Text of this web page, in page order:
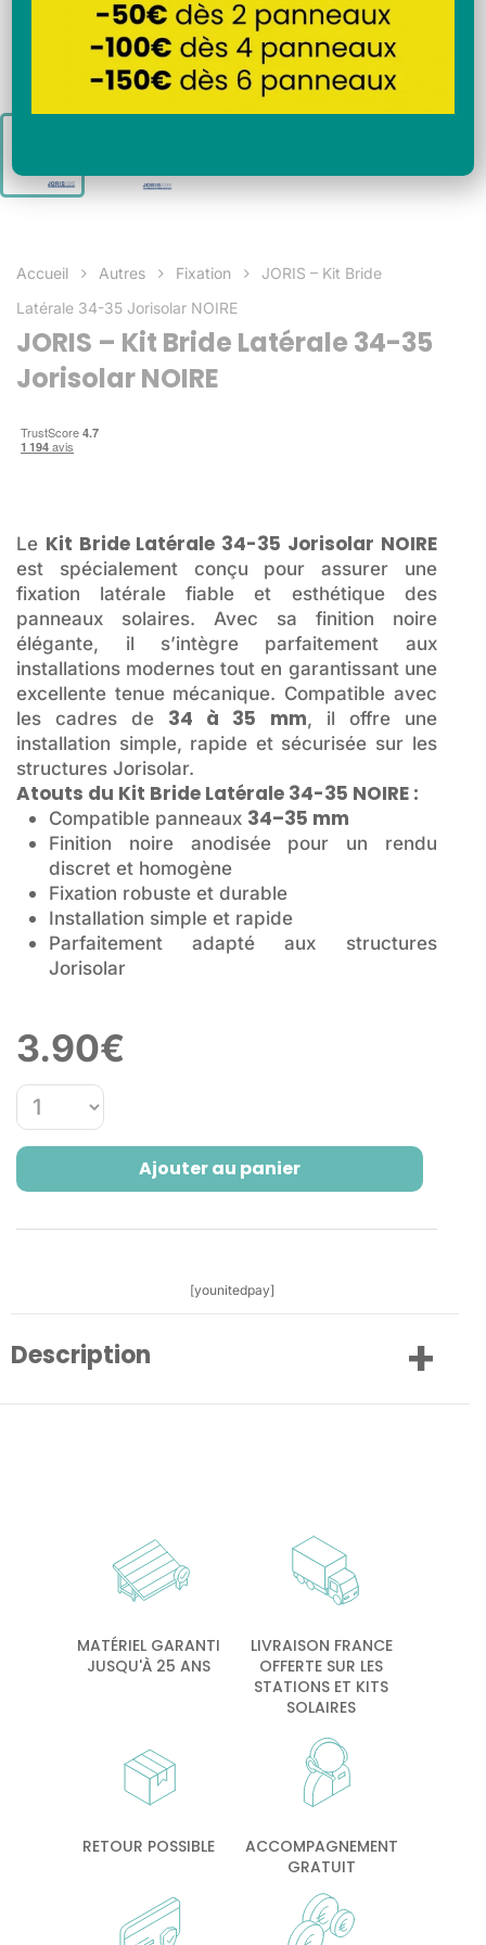
Accueil Autres Fixation
JORIS – Kit Bride
Latérale 34-35 Jorisolar NOIRE
JORIS – Kit Bride Latérale 34-35
Jorisolar NOIRE
Le Kit Bride Latérale 34-35 Jorisolar NOIRE
est spécialement conçu pour assurer une
fixation latérale fiable et esthétique des
panneaux solaires. Avec sa finition noire
élégante, il s’intègre parfaitement aux
installations modernes tout en garantissant une
excellente tenue mécanique. Compatible avec
les cadres de 34 à 35 mm, il offre une
installation simple, rapide et sécurisée sur les
structures Jorisolar.
Atouts du Kit Bride Latérale 34-35 NOIRE :
Compatible panneaux 34–35 mm
Finition noire anodisée pour un rendu
discret et homogène
Fixation robuste et durable
Installation simple et rapide
Parfaitement adapté aux structures
Jorisolar
3.90€
Ajouter au panier
[younitedpay]
Description
MATÉRIEL GARANTI
JUSQU'À 25 ANS
LIVRAISON FRANCE
OFFERTE SUR LES
STATIONS ET KITS
SOLAIRES
RETOUR POSSIBLE
ACCOMPAGNEMENT
GRATUIT